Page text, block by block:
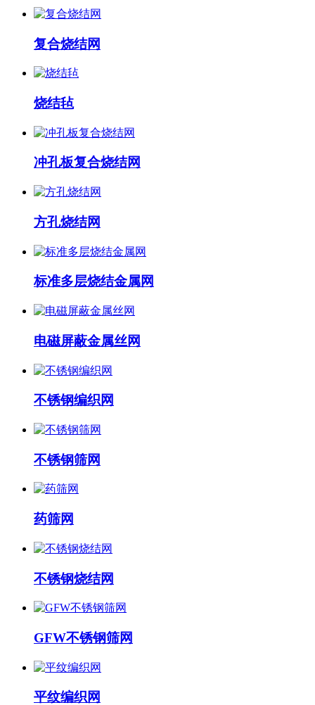
复合烧结网
烧结毡
冲孔板复合烧结网
方孔烧结网
标准多层烧结金属网
电磁屏蔽金属丝网
不锈钢编织网
不锈钢筛网
药筛网
不锈钢烧结网
​GFW不锈钢筛网
平纹编织网